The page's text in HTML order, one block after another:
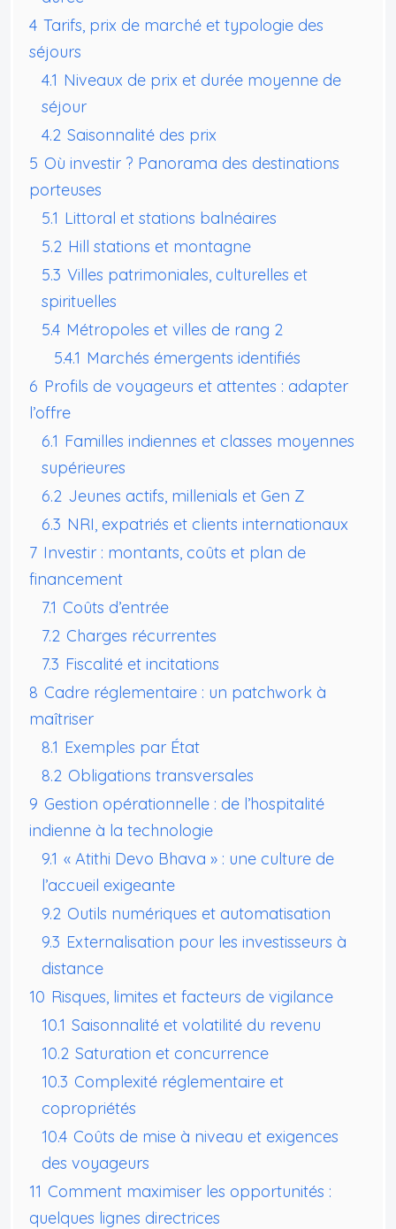
4 Tarifs, prix de marché et typologie des
séjours
4.1 Niveaux de prix et durée moyenne de
séjour
4.2 Saisonnalité des prix
5 Où investir ? Panorama des destinations
porteuses
5.1 Littoral et stations balnéaires
5.2 Hill stations et montagne
5.3 Villes patrimoniales, culturelles et
spirituelles
5.4 Métropoles et villes de rang 2
5.4.1 Marchés émergents identifiés
6 Profils de voyageurs et attentes : adapter
l’offre
6.1 Familles indiennes et classes moyennes
supérieures
6.2 Jeunes actifs, millenials et Gen Z
6.3 NRI, expatriés et clients internationaux
7 Investir : montants, coûts et plan de
financement
7.1 Coûts d’entrée
7.2 Charges récurrentes
7.3 Fiscalité et incitations
8 Cadre réglementaire : un patchwork à
maîtriser
8.1 Exemples par État
8.2 Obligations transversales
9 Gestion opérationnelle : de l’hospitalité
indienne à la technologie
9.1 « Atithi Devo Bhava » : une culture de
l’accueil exigeante
9.2 Outils numériques et automatisation
9.3 Externalisation pour les investisseurs à
distance
10 Risques, limites et facteurs de vigilance
10.1 Saisonnalité et volatilité du revenu
10.2 Saturation et concurrence
10.3 Complexité réglementaire et
copropriétés
10.4 Coûts de mise à niveau et exigences
des voyageurs
11 Comment maximiser les opportunités :
quelques lignes directrices